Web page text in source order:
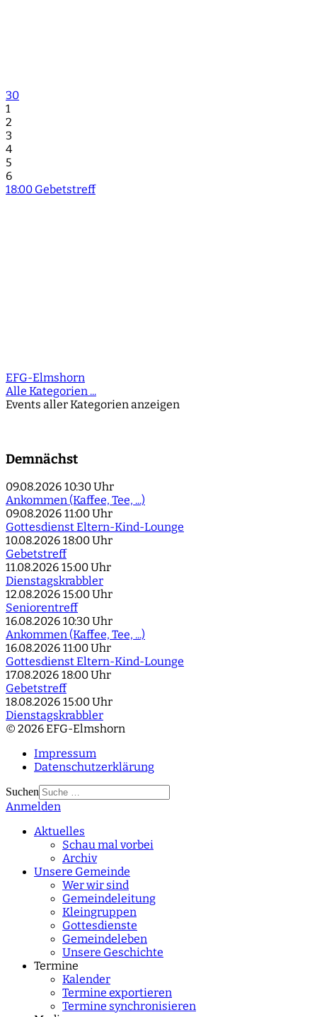
30
1
2
3
4
5
6
18:00 Gebetstreff
EFG-Elmshorn
Alle Kategorien ...
Events aller Kategorien anzeigen
Demnächst
09.08.2026 10:30 Uhr
Ankommen (Kaffee, Tee, ...)
09.08.2026 11:00 Uhr
Gottesdienst Eltern-Kind-Lounge
10.08.2026 18:00 Uhr
Gebetstreff
11.08.2026 15:00 Uhr
Dienstagskrabbler
12.08.2026 15:00 Uhr
Seniorentreff
16.08.2026 10:30 Uhr
Ankommen (Kaffee, Tee, ...)
16.08.2026 11:00 Uhr
Gottesdienst Eltern-Kind-Lounge
17.08.2026 18:00 Uhr
Gebetstreff
18.08.2026 15:00 Uhr
Dienstagskrabbler
© 2026 EFG-Elmshorn
Impressum
Datenschutzerklärung
Suchen
Type 2 or more
Anmelden
Aktuelles
Schau mal vorbei
Archiv
Unsere Gemeinde
Wer wir sind
Gemeindeleitung
Kleingruppen
Gottesdienste
Gemeindeleben
Unsere Geschichte
Termine
Kalender
Termine exportieren
Termine synchronisieren